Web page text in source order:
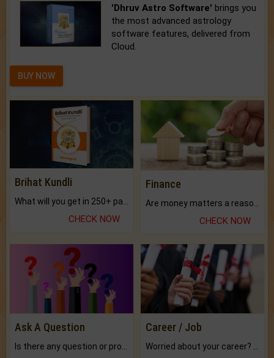
'Dhruv Astro Software' brings you
the most advanced astrology
software features, delivered from
Cloud.
BUY NOW
Brihat Kundli
CHECK NOW
Finance
CHECK NOW
Ask A Question Career / Job